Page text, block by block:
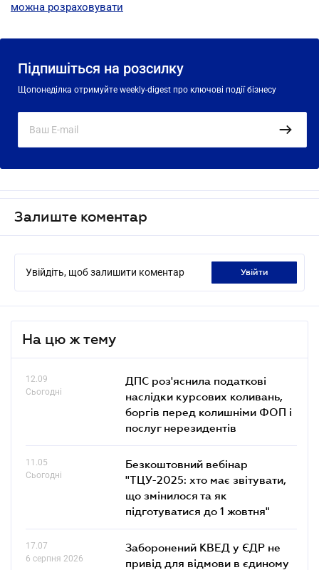
можна розраховувати
Підпишіться на розсилку
Щопонеділка отримуйте weekly-digest про ключові події бізнесу
Залиште коментар
Увійдіть, щоб залишити коментар увійти
На цю ж тему
12.09
Сьогодні
ДПС роз'яснила податкові
наслідки курсових коливань,
боргів перед колишніми ФОП і
послуг нерезидентів
11.05
Сьогодні
Безкоштовний вебінар
"ТЦУ-2025: хто має звітувати,
що змінилося та як
підготуватися до 1 жовтня"
17.07
6 серпня 2026
Заборонений КВЕД у ЄДР не
привід для відмови в єдиному